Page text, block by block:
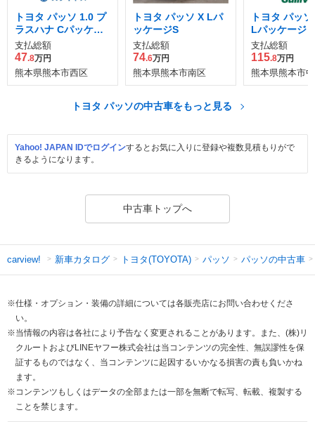
トヨタ パッソ 1.0 プ
ラスハナ Cパッケー
ジ
支払総額
47.8万円
熊本県熊本市西区
トヨタ パッソ X Lパ
ッケージS
支払総額
74.6万円
熊本県熊本市南区
トヨタ パッ
Lパッケージ
支払総額
115.8万円
熊本県熊本市
トヨタ パッソの中古車をもっと見る
Yahoo! JAPAN IDでログインするとお気に入りに登録や複数見積もりがで
きるようになります。
中古車トップへ
carview! 新車カタログ トヨタ(TOYOTA) パッソ パッソの中古車
※仕様・オプション・装備の詳細については各販売店にお問い合わせくださ
い。
※当情報の内容は各社により予告なく変更されることがあります。また、(株)リ
クルートおよびLINEヤフー株式会社は当コンテンツの完全性、無誤謬性を保
証するものではなく、当コンテンツに起因するいかなる損害の責も負いかね
ます。
※コンテンツもしくはデータの全部または一部を無断で転写、転載、複製する
ことを禁じます。